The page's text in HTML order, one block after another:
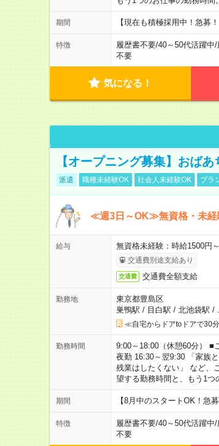
期間 【現在も積極採用中！急募
特徴 履歴書不要/40～50代活躍中/
不要
気になる！
【オープニング募集】おば
派遣 職種未経験OK 社会人未経験OK ブラ
≪週3日～OK≫無資格・未経
給与 無資格未経験：時給1500
交通費別途支給あり
交通費 交通費全額支給
勤務地
東京都豊島区
巣鴨駅 / 目白駅 / 北池袋駅 /
≪自宅からドアtoドアで30
勤務時間
9:00～18:00（休憩60分） ■
夜勤 16:30～翌9:30 「家族
残業はしたくない」 など、
望する勤務時間と、もう1つ
期間 【8月中のスタートOK！急
特徴 履歴書不要/40～50代活躍中/
不要